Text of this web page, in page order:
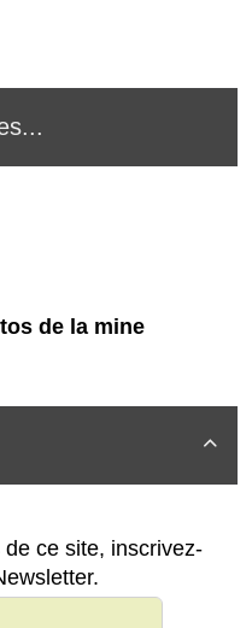
de la mine

ce site, inscrivez-